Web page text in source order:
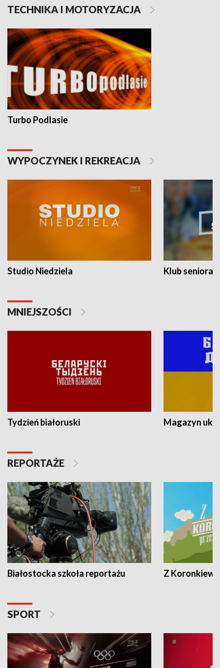
TECHNIKA I MOTORYZACJA
Turbo Podlasie
WYPOCZYNEK I REKREACJA
Studio Niedziela Klub seniora
MNIEJSZOŚCI
Tydzień białoruski Magazyn
REPORTAŻE
Białostocka szkoła reportażu Z
SPORT